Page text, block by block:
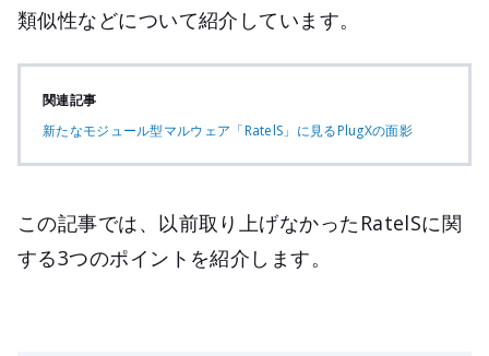
類似性などについて紹介しています。
関連記事
新たなモジュール型マルウェア「RatelS」に見るPlugXの面影
この記事では、以前取り上げなかったRatelSに関
する3つのポイントを紹介します。